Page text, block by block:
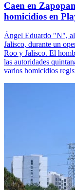
Caen en
homicidios en
Ángel Eduardo "N",
Jalisco, durante un
Roo y Jalisco. El
las autoridades
varios homicidios